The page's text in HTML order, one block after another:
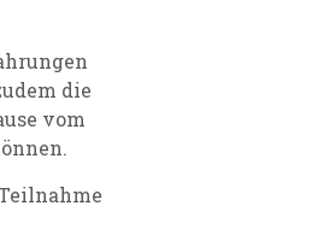
die
vom